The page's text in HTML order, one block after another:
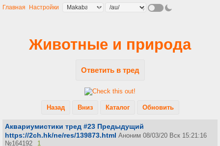
Главная Настройки
Животные и природа
Ответить в тред
Назад Вниз Каталог Обновить
Аквариумистики тред #23 Предыдущий
https://2ch.hk/ne/res/139873.html Аноним 08/03/20 Вск 15:21:16
№164192 1